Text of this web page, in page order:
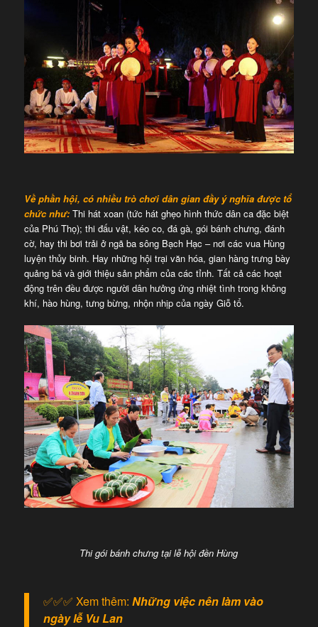
Về phần hội, có nhiều trò chơi dân gian đầy ý nghĩa được tổ
chức như:Thi hát xoan (tức hát ghẹo hình thức dân ca đặc biệt
của Phú Thọ); thi đấu vật, kéo co, đá gà, gói bánh chưng, đánh
cờ, hay thi bơi trải ở ngã ba sông Bạch Hạc – nơi các vua Hùng
luyện thủy binh. Hay những hội trại văn hóa, gian hàng trưng bày
quảng bá và giới thiệu sản phẩm của các tỉnh. Tất cả các hoạt
động trên đều được người dân hưởng ứng nhiệt tình trong không
khí, hào hùng, tưng bừng, nhộn nhịp của ngày Giỗ tổ.
Thi gói bánh chưng tại lễ hội đền Hùng
✅✅✅ Xem thêm: Những việc nên làm vào
ngày lễ Vu Lan